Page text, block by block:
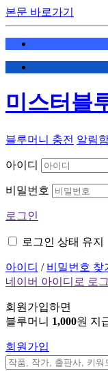
본문 바로가기
미스터블
블루머니 충전 알림
아이디
비밀번호
로그인
로그인 상태 유지
아이디 / 비밀번호 찾
네이버 아이디로 로
회원가입하면
블루머니 1,000원 지
회원가입